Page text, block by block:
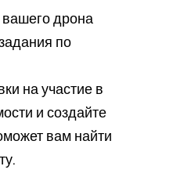
вашего дрона
по
на участие в
и создайте
вам найти